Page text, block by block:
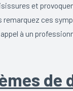
et
remarquez ces
à un
de